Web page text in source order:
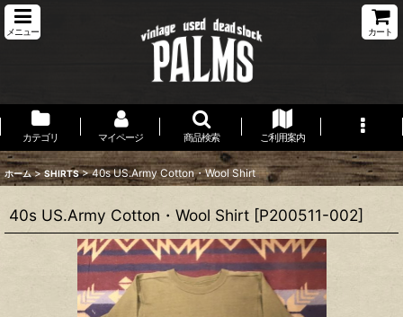
メニュー カート
カテゴリ マイページ 商品検索 ご利用案内
ホーム > SHIRTS > 40s US.Army Cotton・Wool Shirt
40s US.Army Cotton・Wool Shirt [P200511-002]